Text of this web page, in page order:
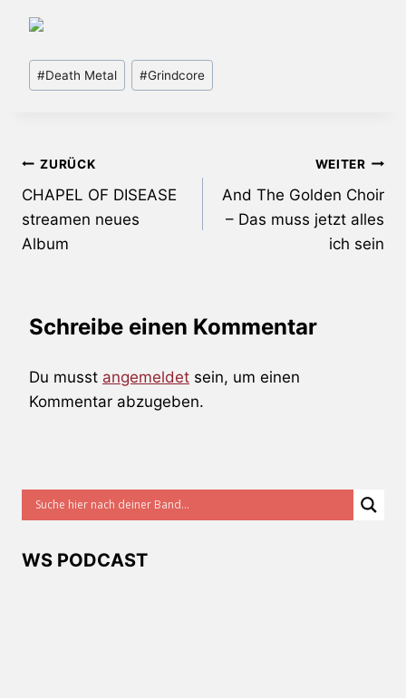
Schlagworte:
#Death Metal #Grindcore
Beitragsnavigation
ZURÜCK
CHAPEL OF DISEASE
streamen neues
Album
WEITER
And The Golden Choir
– Das muss jetzt alles
ich sein
Schreibe einen Kommentar
Du musst angemeldet sein, um einen
Kommentar abzugeben.
WS PODCAST